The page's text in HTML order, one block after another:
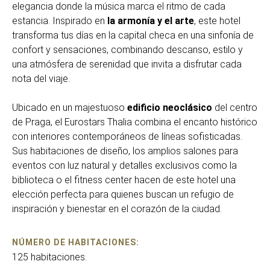
elegancia donde la música marca el ritmo de cada
estancia. Inspirado en la armonía y el arte, este hotel
transforma tus días en la capital checa en una sinfonía de
confort y sensaciones, combinando descanso, estilo y
una atmósfera de serenidad que invita a disfrutar cada
nota del viaje.
Ubicado en un majestuoso edificio neoclásico del centro
de Praga, el Eurostars Thalia combina el encanto histórico
con interiores contemporáneos de líneas sofisticadas.
Sus habitaciones de diseño, los amplios salones para
eventos con luz natural y detalles exclusivos como la
biblioteca o el fitness center hacen de este hotel una
elección perfecta para quienes buscan un refugio de
inspiración y bienestar en el corazón de la ciudad.
NÚMERO DE HABITACIONES:
125 habitaciones.